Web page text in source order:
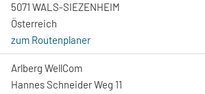
5071 WALS-SIEZENHEIM
Österreich
zum Routenplaner
Arlberg WellCom
Hannes Schneider Weg 11